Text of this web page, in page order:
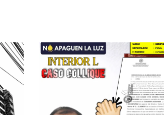
a la prescripción: ¿Por honor o por horror?
fallo en el caso de usurpación en Jr. Enrique
del Ministerio Público de Lima Norte al 14